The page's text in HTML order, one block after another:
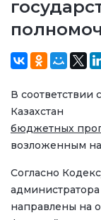
В
Казахстан
бюджетных
возложенным
Согласно
направлены на